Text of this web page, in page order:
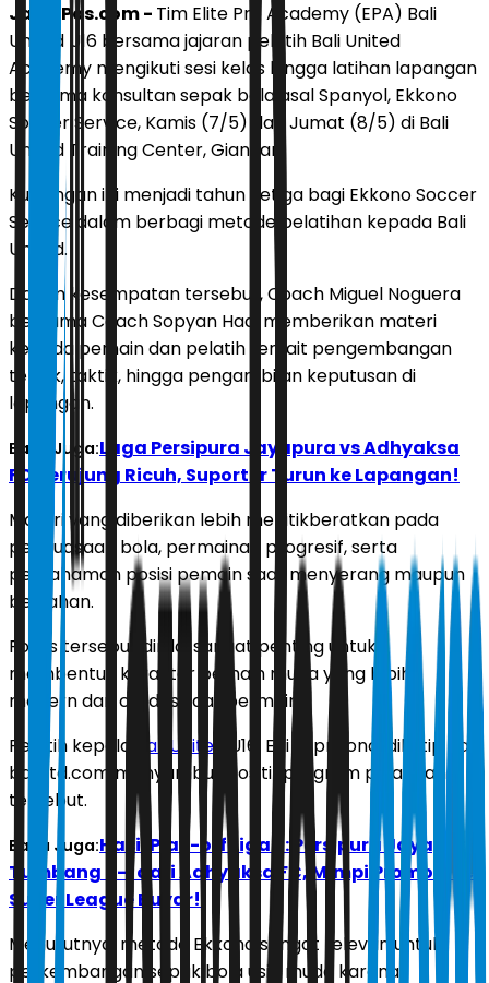
JawaPos.com - Tim Elite Pro Academy (EPA) Bali
United U16 bersama jajaran pelatih Bali United
Academy mengikuti sesi kelas hingga latihan lapangan
bersama konsultan sepak bola asal Spanyol, Ekkono
Soccer Service, Kamis (7/5) dan Jumat (8/5) di Bali
United Training Center, Gianyar.
Kunjungan ini menjadi tahun ketiga bagi Ekkono Soccer
Service dalam berbagi metode pelatihan kepada Bali
United.
Dalam kesempatan tersebut, Coach Miguel Noguera
bersama Coach Sopyan Hadi memberikan materi
kepada pemain dan pelatih terkait pengembangan
teknik, taktik, hingga pengambilan keputusan di
lapangan.
Baca Juga:Laga Persipura Jayapura vs Adhyaksa
FC Berujung Ricuh, Suporter Turun ke Lapangan!
Materi yang diberikan lebih menitikberatkan pada
penguasaan bola, permainan progresif, serta
pemahaman posisi pemain saat menyerang maupun
bertahan.
Fokus tersebut dinilai sangat penting untuk
membentuk karakter pemain muda yang lebih
modern dan cerdas saat bermain.
Pelatih kepala
Bali United
U16, Edi Supriyono, dikutip dari
baliutd.com menyambut positif program pelatihan
tersebut.
Baca Juga:Hasil Play-off Liga 2: Persipura Jayapura
Tumbang 0-1 dari Adhyaksa FC, Mimpi Promosi ke
Super League Buyar!
Menurutnya, metode Ekkono sangat relevan untuk
perkembangan sepak bola usia muda karena